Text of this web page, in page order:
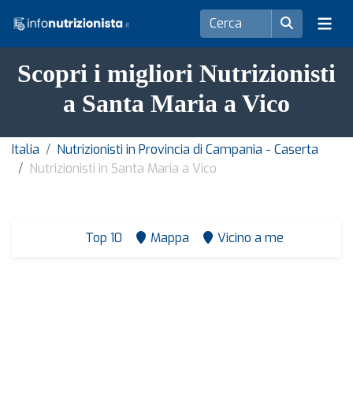
Scopri i migliori Nutrizionisti
a Santa Maria a Vico
Italia
Nutrizionisti in Provincia di Campania - Caserta
Nutrizionisti in Santa Maria a Vico
Top 10 Mappa Vicino a me